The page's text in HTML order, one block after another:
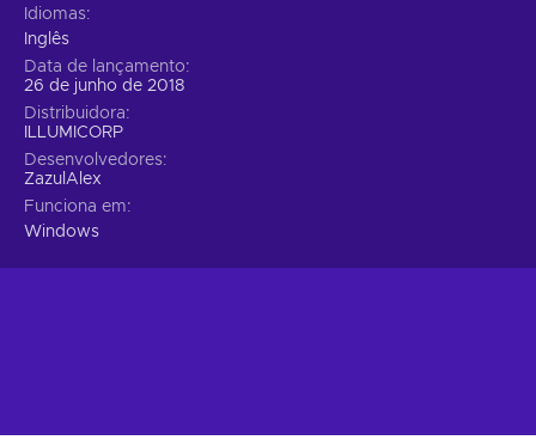
Idiomas
Inglês
Data de lançamento
26 de junho de 2018
Distribuidora
ILLUMICORP
Desenvolvedores
ZazulAlex
Funciona em
Windows